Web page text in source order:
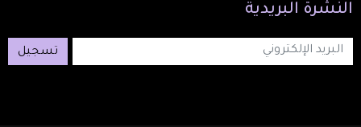
النشرة البريدية
تسجيل